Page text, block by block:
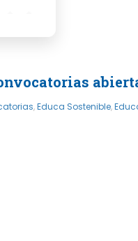
,Educa Sostenible,